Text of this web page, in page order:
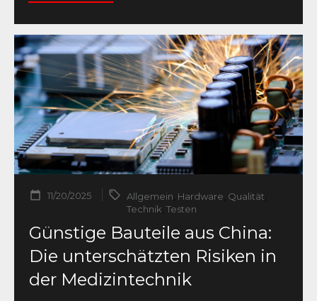
11/20/2025 Allgemein Hardware Qualität
Technik Testen
Günstige Bauteile aus China:
Die unterschätzten Risiken in
der Medizintechnik